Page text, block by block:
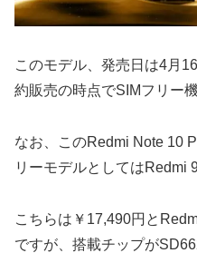
このモデル、発売日は4月
約販売の時点でSIMフリー
なお、このRedmi Note 10
リーモデルとしてはRedmi
こちらは￥17,490円と
ですが、搭載チップが